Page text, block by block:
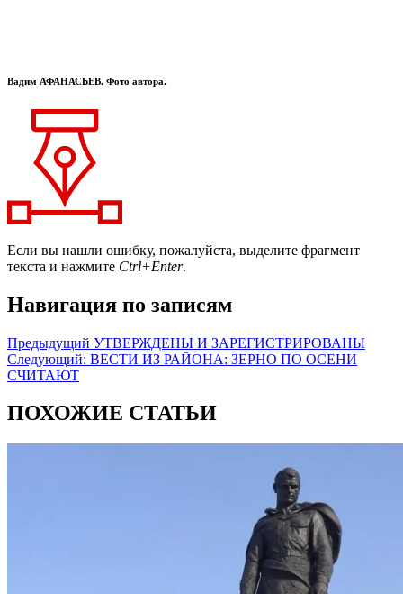
Вадим АФАНАСЬЕВ. Фото автора.
Если вы нашли ошибку, пожалуйста, выделите фрагмент
текста и нажмите Ctrl+Enter.
Навигация по записям
Предыдущий УТВЕРЖДЕНЫ И ЗАРЕГИСТРИРОВАНЫ
Следующий: ВЕСТИ ИЗ РАЙОНА: ЗЕРНО ПО ОСЕНИ
СЧИТАЮТ
ПОХОЖИЕ СТАТЬИ